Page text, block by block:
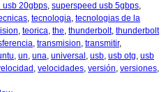
usb 20gbps, superspeed usb 5gbps,
, tecnologia, tecnologias de la
, teorica, the, thunderbolt, thunderbolt
, transmision, transmitir,
, un, una, universal , usb, usb otg, usb
, velocidades, versión, versiones,